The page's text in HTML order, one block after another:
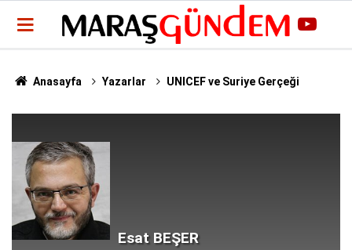
Anasayfa Yazarlar UNICEF ve Suriye Gerçeği
Esat BEŞER